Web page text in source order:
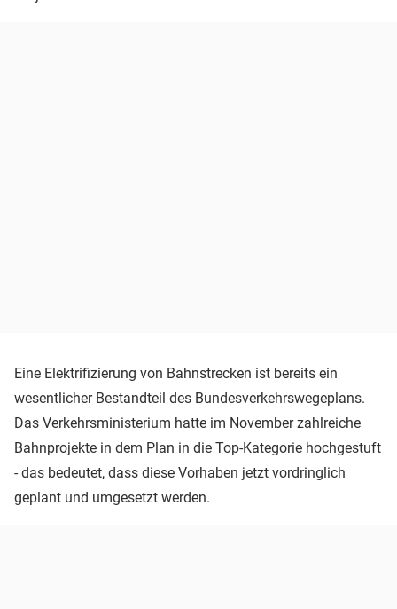
Eine Elektrifizierung von Bahnstrecken ist bereits ein
wesentlicher Bestandteil des Bundesverkehrswegeplans.
Das Verkehrsministerium hatte im November zahlreiche
Bahnprojekte in dem Plan in die Top-Kategorie hochgestuft
- das bedeutet, dass diese Vorhaben jetzt vordringlich
geplant und umgesetzt werden.